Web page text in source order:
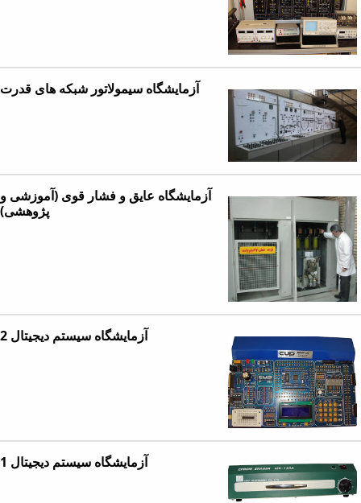
آزمایشگاه سیمولاتور شبکه های قدرت
آزمایشگاه عایق و فشار قوی (آموزشی و
پژوهشی)
آزمایشگاه سیستم دیجیتال 2
آزمایشگاه سیستم دیجیتال 1